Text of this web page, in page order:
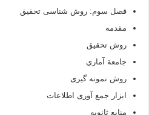
فصل سوم: روش شناسی تحقیق
مقدمه
روش تحقیق
جامعة‌ آماري
روش نمونه گیری
ابزار جمع آوری اطلاعات
منابع ثانويه